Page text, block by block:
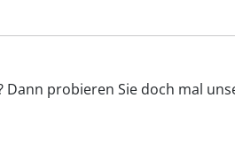
probieren Sie doch mal